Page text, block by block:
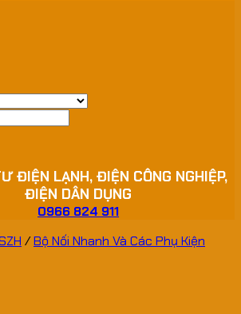
ĐIỆN LẠNH, ĐIỆN CÔNG NGHIỆP,
ĐIỆN DÂN DỤNG
0966 824 911
/Bộ Nối Nhanh Và Các Phụ Kiện